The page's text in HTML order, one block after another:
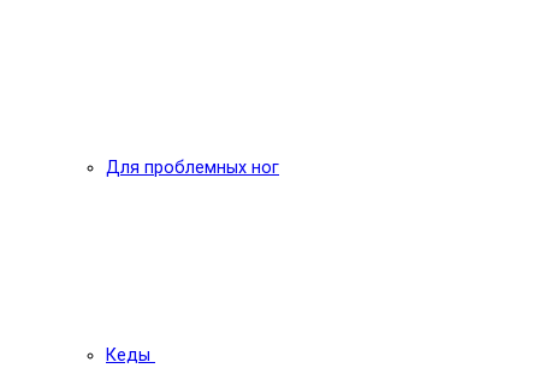
Для проблемных ног
Кеды